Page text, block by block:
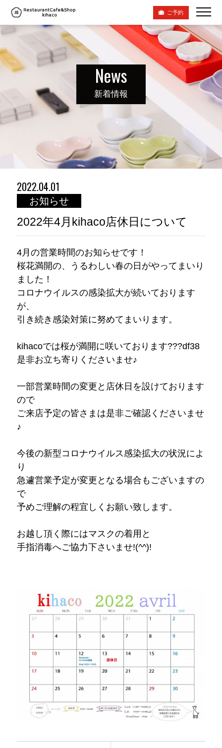
ご予約
News
新着情報
2022.04.01
お知らせ
2022年4月kihaco店休日について
4月の営業時間のお知らせです！
桜花満開の、うるわしい春の日がやってまいり
ました！
コロナウイルスの感染拡大が続いております
が、
引き続き感染対策に努めてまいります。
kihacoでは桜が満開に咲いております???df38
是非お立ち寄りくださいませ♪
一部営業時間の変更と店休日を設けております
ので
ご来店予定の皆さまは是非ご確認くださいませ
♪
今後の新型コロナウイルス感染拡大の状況によ
り
急遽営業予定が変更となる場合もございますの
で
予めご理解の程宜しくお願い致します。
お越し頂く際にはマスクの着用と
手指消毒へご協力下さいませ!(^^)!